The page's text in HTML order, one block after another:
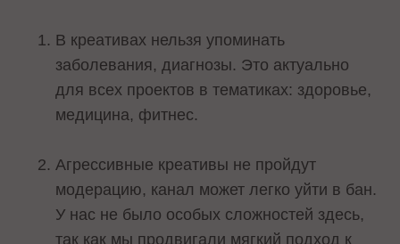
В креативах нельзя упоминать
заболевания, диагнозы. Это актуально
для всех проектов в тематиках: здоровье,
медицина, фитнес.
Агрессивные креативы не пройдут
модерацию, канал может легко уйти в бан.
У нас не было особых сложностей здесь,
так как мы продвигали мягкий подход к